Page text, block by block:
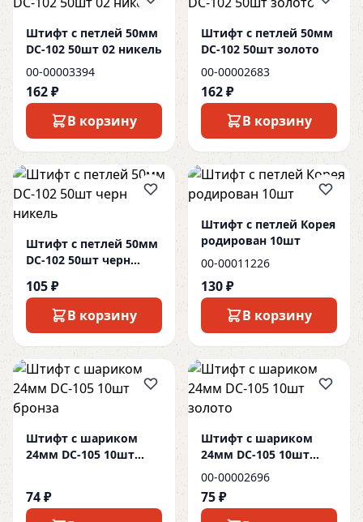
Штифт с петлей 50мм
DC-102 50шт 02 никель
00-00003394
162 ₽
В корзину
Штифт с петлей 50мм
DC-102 50шт золото
00-00002683
162 ₽
В корзину
Штифт с петлей 50мм
DC-102 50шт черн
105 ₽
В корзину
Штифт с петлей Корея
родирован 10шт
00-00011226
130 ₽
В корзину
Штифт с шариком
24мм DC-105 10шт
74 ₽
Штифт с шариком
24мм DC-105 10шт
золото
00-00002696
75 ₽